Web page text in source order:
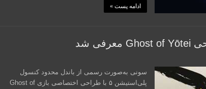
ادامه پست »
سونی به‌صورت رسمی از باندل محدود کنسول
پلی‌استیشن ۵ با طراحی اختصاصی بازی Ghost of